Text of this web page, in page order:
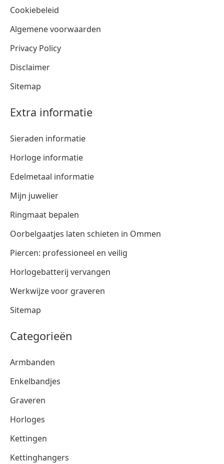
Cookiebeleid
Algemene voorwaarden
Privacy Policy
Disclaimer
Sitemap
Extra informatie
Sieraden informatie
Horloge informatie
Edelmetaal informatie
Mijn juwelier
Ringmaat bepalen
Oorbelgaatjes laten schieten in Ommen
Piercen: professioneel en veilig
Horlogebatterij vervangen
Werkwijze voor graveren
Sitemap
Categorieën
Armbanden
Enkelbandjes
Graveren
Horloges
Kettingen
Kettinghangers